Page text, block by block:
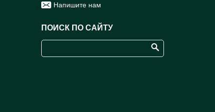
Напишите нам
ПОИСК ПО САЙТУ